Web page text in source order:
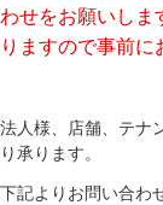
わせをお願いしま
りますので事前に
法人様、店舗、テナ
り承ります。
下記よりお問い合わ